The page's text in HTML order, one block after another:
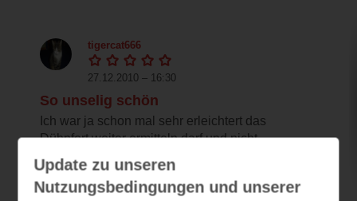
tigercat666
27.12.2010 – 16:30
So unselig schön
Ich war ja schon mal sehr erleichtert das
Dühnfort weiter ermitteln darf und nicht
ertrank...
Update zu unseren
Nutzungsbedingungen und unserer